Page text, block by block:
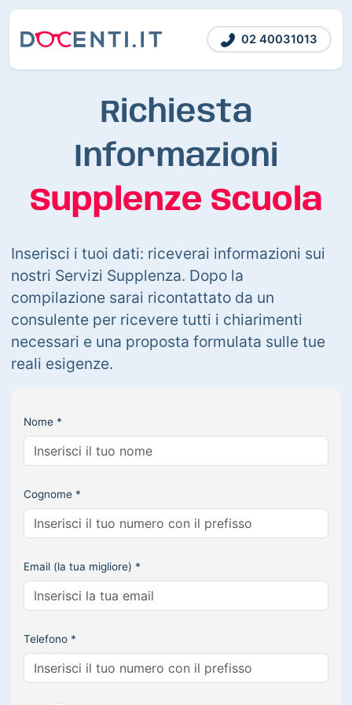
02 40031013
Richiesta
Informazioni
Supplenze Scuola
Inserisci i tuoi dati: riceverai informazioni sui
nostri Servizi Supplenza. Dopo la
compilazione sarai ricontattato da un
consulente per ricevere tutti i chiarimenti
necessari e una proposta formulata sulle tue
reali esigenze.
Nome *
Cognome *
Email (la tua migliore) *
Telefono *